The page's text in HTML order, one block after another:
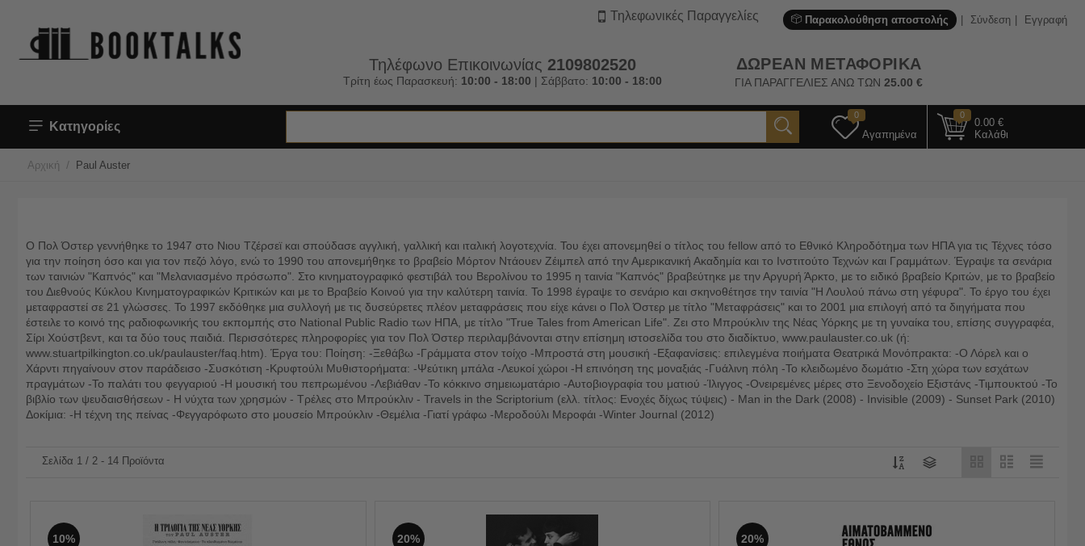
Παρακολούθηση αποστολής Σύνδεση Εγγραφή
Τηλεφωνικές Παραγγελίες
Τηλέφωνο Επικοινωνίας 2109802520
Τρίτη έως Παρασκευή: 10:00 - 18:00 | Σάββατο: 10:00 - 18:00
ΔΩΡΕΑΝ ΜΕΤΑΦΟΡΙΚΑ
ΓΙΑ ΠΑΡΑΓΓΕΛΙΕΣ ΑΝΩ ΤΩΝ25.00 €
Κατηγορίες
0
Αγαπημένα
0
0.00 €
Καλάθι
Αρχική / Paul Auster
Ο Πολ Όστερ γεννήθηκε το 1947 στο Νιου Τζέρσεϊ και σπούδασε αγγλική, γαλλική και ιταλική λογοτεχνία. Του έχει απονεμηθεί ο τίτλος του fellow από το Εθνικό Κληροδότημα των ΗΠΑ για τις Τέχνες τόσο
για την ποίηση όσο και για τον πεζό λόγο, ενώ το 1990 του απονεμήθηκε το βραβείο Μόρτον Ντάουεν Ζέιμπελ από την Αμερικανική Ακαδημία και το Ινστιτούτο Τεχνών και Γραμμάτων. Έγραψε τα σενάρια
των ταινιών "Καπνός" και "Μελανιασμένο πρόσωπο". Στο κινηματoγραφικό φεστιβάλ του Βερολίνου το 1995 η ταινία "Καπνός" βραβεύτηκε με την Αργυρή Άρκτο, με το ειδικό βραβείο Κριτών, με το βραβείο
του Διεθνούς Κύκλου Κινηματογραφικών Κριτικών και με το Βραβείο Κοινού για την καλύτερη ταινία. Το 1998 έγραψε το σενάριο και σκηνοθέτησε την ταινία "Η Λουλού πάνω στη γέφυρα". Το έργο του έχει
μεταφραστεί σε 21 γλώσσες. Το 1997 εκδόθηκε μια συλλογή με τις δυσεύρετες πλέον μεταφράσεις που είχε κάνει ο Πολ Όστερ με τίτλο "Μεταφράσεις" και το 2001 μια επιλογή από τα διηγήματα που
έστειλε το κοινό της ραδιοφωνικής του εκπομπής στο National Public Radio των ΗΠΑ, με τίτλο "True Tales from American Life". Ζει στο Μπρούκλιν της Νέας Υόρκης με τη γυναίκα του, επίσης συγγραφέα,
Σίρι Χούστβεντ, και τα δύο τους παιδιά. Περισσότερες πληροφορίες για τον Πολ Όστερ περιλαμβάνονται στην επίσημη ιστοσελίδα του στο διαδίκτυο, www.paulauster.co.uk (ή:
www.stuartpilkington.co.uk/paulauster/faq.htm). Έργα του: Ποίηση: -Ξεθάβω -Γράμματα στον τοίχο -Μπροστά στη μουσική -Εξαφανίσεις: επιλεγμένα ποιήματα Θεατρικά Μονόπρακτα: -Ο Λόρελ και ο
Χάρντι πηγαίνουν στον παράδεισο -Συσκότιση -Κρυφτούλι Μυθιστορήματα: -Ψεύτικη μπάλα -Λευκοί χώροι -Η επινόηση της μοναξιάς -Γυάλινη πόλη -Το κλειδωμένο δωμάτιο -Στη χώρα των εσχάτων
πραγμάτων -Το παλάτι του φεγγαριού -Η μουσική του πεπρωμένου -Λεβιάθαν -Το κόκκινο σημειωματάριο -Αυτοβιογραφία του ματιού -Ίλιγγος -Ονειρεμένες μέρες στο Ξενοδοχείο Εξιστάνς -Τιμπουκτού -Το
βιβλίο των ψευδαισθήσεων - Η νύχτα των χρησμών - Τρέλες στο Μπρούκλιν - Travels in the Scriptorium (ελλ. τίτλος: Ενοχές δίχως τύψεις) - Man in the Dark (2008) - Invisible (2009) - Sunset Park (2010)
Δοκίμια: -Η τέχνη της πείνας -Φεγγαρόφωτο στο μουσείο Μπρούκλιν -Θεμέλια -Γιατί γράφω -Μεροδούλι Μεροφάι -Winter Journal (2012)
Σελίδα 1 / 2 - 14 Προϊόντα
10% 20% 20%